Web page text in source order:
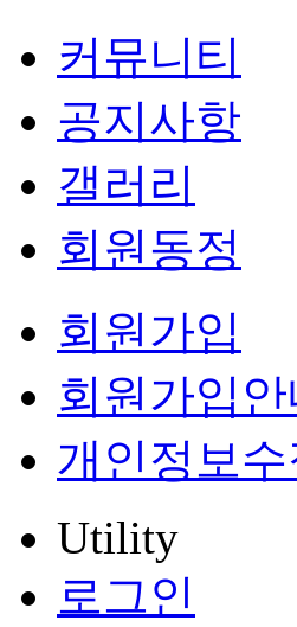
커뮤니티
공지사항
갤러리
회원동정
회원가입
회원가입안
개인정보수
Utility
로그인